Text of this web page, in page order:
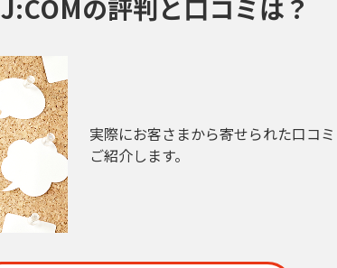
J:COMの評判と 口コミは？
実際にお客さまから寄せられた口コ
ご紹介します。